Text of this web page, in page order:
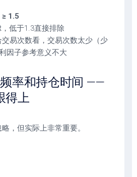
≥ 1.5
低于1.3直接排除
易次数看，交易次数太少（少
因子参考意义不大
率和持仓时间 ——
得上
，但实际上非常重要。